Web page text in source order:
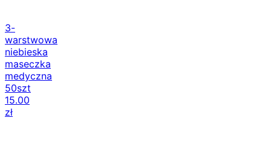
3-
warstwowa
niebieska
maseczka
medyczna
50szt
15.00
zł